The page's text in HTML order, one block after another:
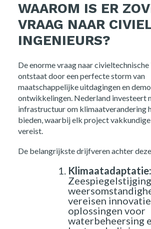
WAAROM IS ER
VRAAG NAAR
INGENIEURS?
De enorme vraag naar civieltechnische
ontstaat door een perfecte storm van
maatschappelijke uitdagingen en
ontwikkelingen. Nederland investeert
infrastructuur om klimaatverandering
bieden, waarbij elk project
vereist.
De belangrijkste drijfveren achter
Klimaatadaptatie:
vereisen
oplossingen voor
waterbeheersing